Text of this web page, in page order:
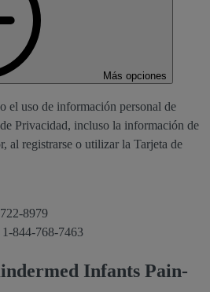
Más opciones
el uso de información personal de
Privacidad, incluso la información de
al registrarse o utilizar la Tarjeta de
8979
1-844-768-7463
Infants Pain-